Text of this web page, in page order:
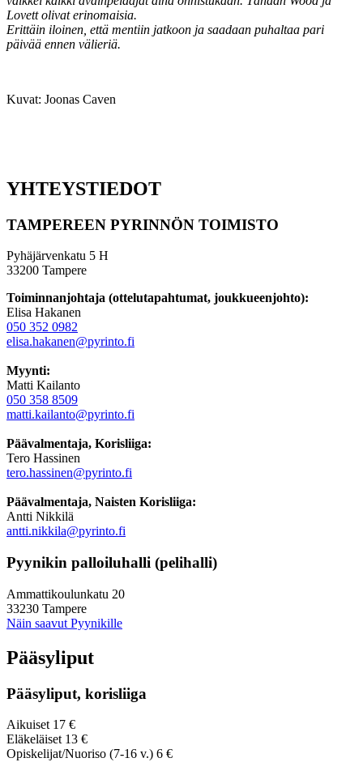
Lovett olivat erinomaisia.
Erittäin iloinen, että mentiin jatkoon ja saadaan puhaltaa pari
päivää ennen välieriä.
Kuvat: Joonas Caven
YHTEYSTIEDOT
TAMPEREEN PYRINNÖN TOIMISTO
Pyhäjärvenkatu 5 H
33200 Tampere
Toiminnanjohtaja (ottelutapahtumat, joukkueenjohto):
Elisa Hakanen
050 352 0982
elisa.hakanen@pyrinto.fi
Myynti:
Matti Kailanto
050 358 8509
matti.kailanto@pyrinto.fi
Päävalmentaja, Korisliiga:
Tero Hassinen
tero.hassinen@pyrinto.fi
Päävalmentaja, Naisten Korisliiga:
Antti Nikkilä
antti.nikkila@pyrinto.fi
Pyynikin palloiluhalli (pelihalli)
Ammattikoulunkatu 20
33230 Tampere
Näin saavut Pyynikille
Pääsyliput
Pääsyliput, korisliiga
Aikuiset 17 €
Eläkeläiset 13 €
Opiskelijat/Nuoriso (7-16 v.) 6 €